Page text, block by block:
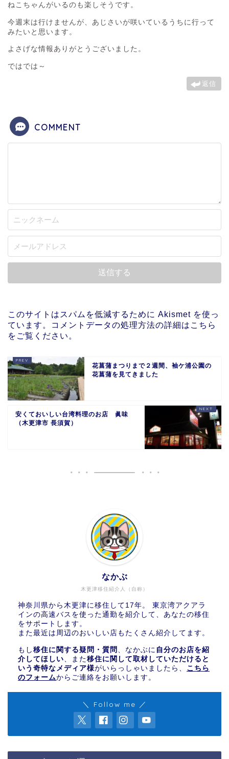
ねこちゃんがいるのも楽しそうです。
今週末は行けませんが、あじさいが咲いているうちに行って
みたいと思います。
よさげな情報ありがとうございました。
ではでは～
返信
COMMENT
このサイトはスパムを低減するために Akismet を使っ
ています。
コメントデータの処理方法の詳細はこちら
をご覧ください 。
花菖蒲まつりまで２週間、袖ケ浦公園の
花菖蒲を見てきました
安くておいしい台湾料理のお店 眞味
（木更津市 長須賀）
木更津移住紹介人（自称）
なかぶ
神奈川県から木更津に移住して17年。 東京湾アクアラ
インの高速バスを使った通勤を紹介して、あなたの移住
をサポートします。
また最近は周辺のおいしい店もたくさん紹介してます。
もし 移住に関する疑問・質問 、なかぶに 自分のお店を紹
介してほしい 、また移住に関して取材していただけると
いう奇特なメディア様がいらっしゃいましたら、 こちら
のフォームからご連絡をお願いします。
＼ Follow me ／